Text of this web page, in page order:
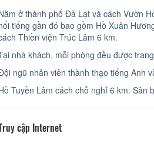
ở thành phố Đà Lạt và cách Vườn
tiếng gần đó bao gồm Hồ Xuân
Thiền viện Trúc Lâm 6 km.
nhà khách, mỗi phòng đều được
ngũ nhân viên thành thạo tiếng Anh
Tuyền Lâm cách chỗ nghỉ 6 km. Sân
cập Internet